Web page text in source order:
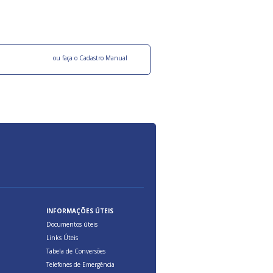
ou faça o Cadastro Manual
INFORMAÇÕES ÚTEIS
Documentos úteis
Links Úteis
Tabela de Conversões
Telefones de Emergência